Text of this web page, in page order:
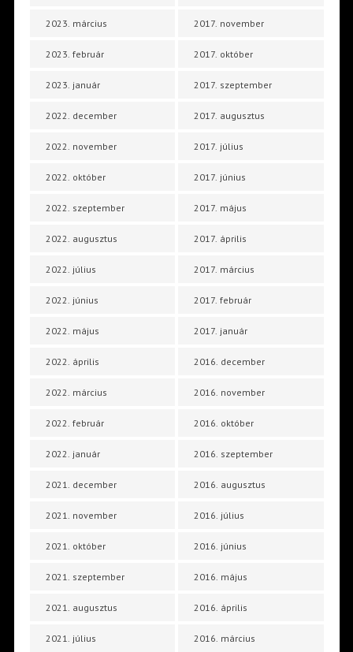
2023. március
2023. február
2023. január
2022. december
2022. november
2022. október
2022. szeptember
2022. augusztus
2022. július
2022. június
2022. május
2022. április
2022. március
2022. február
2022. január
2021. december
2021. november
2021. október
2021. szeptember
2021. augusztus
2021. július
2017. november
2017. október
2017. szeptember
2017. augusztus
2017. július
2017. június
2017. május
2017. április
2017. március
2017. február
2017. január
2016. december
2016. november
2016. október
2016. szeptember
2016. augusztus
2016. július
2016. június
2016. május
2016. április
2016. március